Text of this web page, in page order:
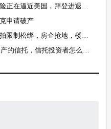
逼近美国，拜登进退两难！
申请破产
绑，房企抢地，楼市又要升温？
信托，信托投资者怎么办？